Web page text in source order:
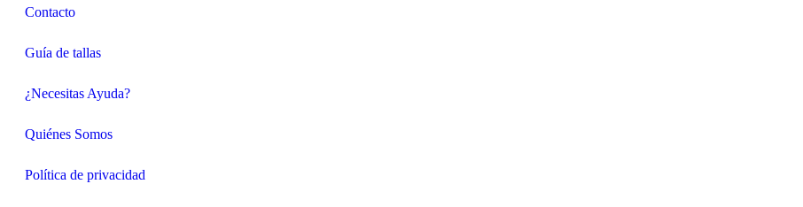
Contacto
Guía de tallas
¿Necesitas Ayuda?
Quiénes Somos
Política de privacidad